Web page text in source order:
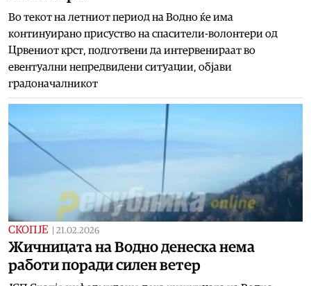
Во текот на летниот период на Водно ќе има
континуирано присуство на спасители-волонтери од
Црвениот крст, подготвени да интервенираат во
евентуални непредвидени ситуации, објави
градоначалникот
СКОПЈЕ 21.02.2026
Жичницата на Водно денеска нема
работи поради силен ветер